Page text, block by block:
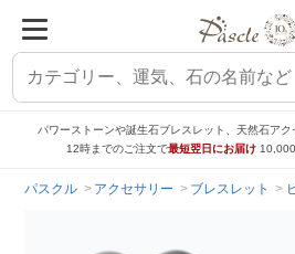
パワーストーンや誕生石ブレスレット、天然石ア
12時までのご注文で最短翌日にお届け
パスクル アクセサリー ブレスレット